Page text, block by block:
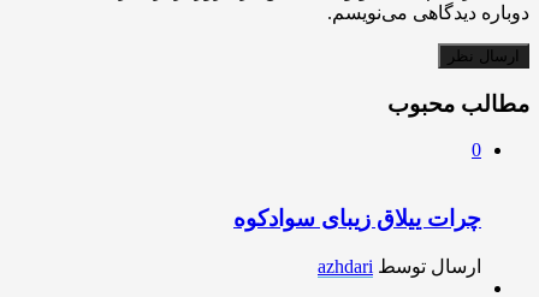
دوباره دیدگاهی می‌نویسم.
مطالب محبوب
0
چرات ییلاق زیبای سوادکوه
ارسال توسط azhdari